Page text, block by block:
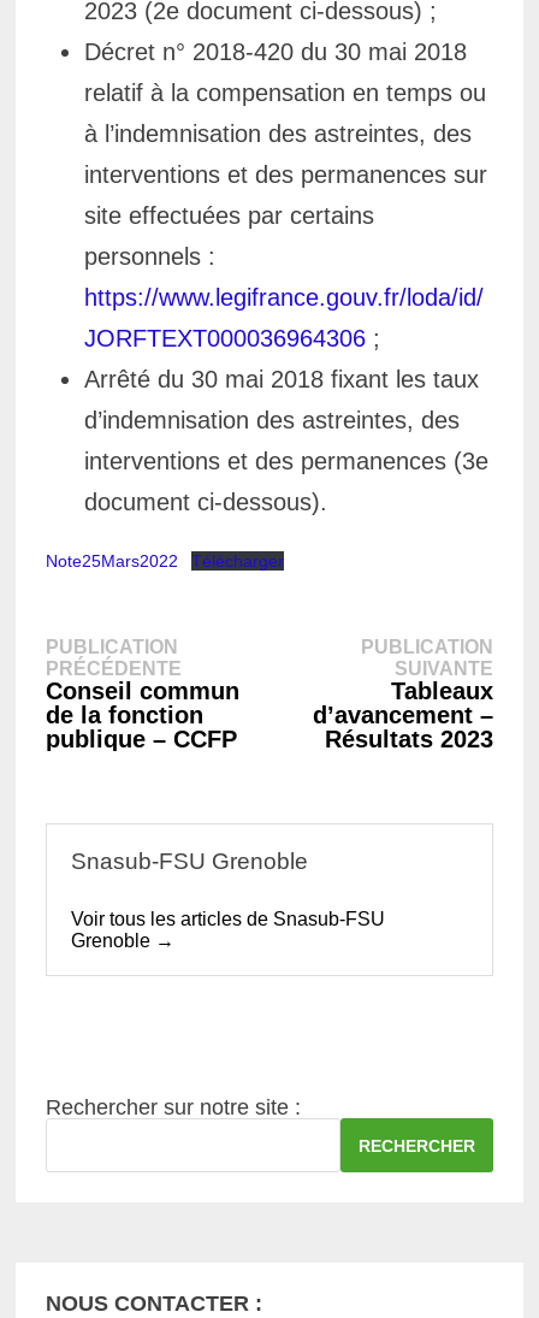
2023 (2e document ci-dessous) ;
Décret n° 2018-420 du 30 mai 2018
relatif à la compensation en temps ou
à l’indemnisation des astreintes, des
interventions et des permanences sur
site effectuées par certains
personnels :
https://www.legifrance.gouv.fr/loda/id/
JORFTEXT000036964306;
Arrêté du 30 mai 2018 fixant les taux
d’indemnisation des astreintes, des
interventions et des permanences (3e
document ci-dessous).
Note25Mars2022 Télécharger
Navigation
de
l’article
PUBLICATION
PRÉCÉDENTEPublication
précédente :
Conseil commun
de la fonction
publique – CCFP
PUBLICATION
SUIVANTE
Tableaux
d’avancement –
Résultats 2023
Snasub-FSU Grenoble
Voir tous les articles de Snasub-FSU
Grenoble →
Rechercher sur notre site :
RECHERCHER
NOUS CONTACTER :